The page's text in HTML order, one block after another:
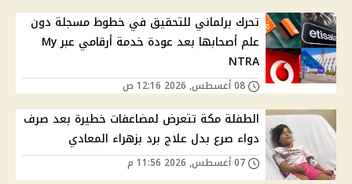
تحرك برلماني للتحقيق في خطوط مسجلة دون
علم أصحابها بعد عودة خدمة أرقامي عبر My
NTRA
الطفلة مكة تتعرض لمضاعفات خطيرة بعد صرف
دواء صرع بدل علاج برد بزهراء المعادي